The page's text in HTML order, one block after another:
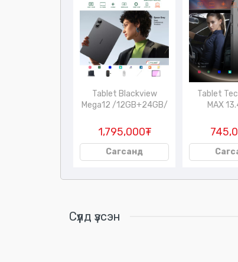
Tablet Blackview
Mega12 /12GB+24GB/
1,795,000₮
Сагсанд
Tablet
MAX
Сүүлд үзсэн